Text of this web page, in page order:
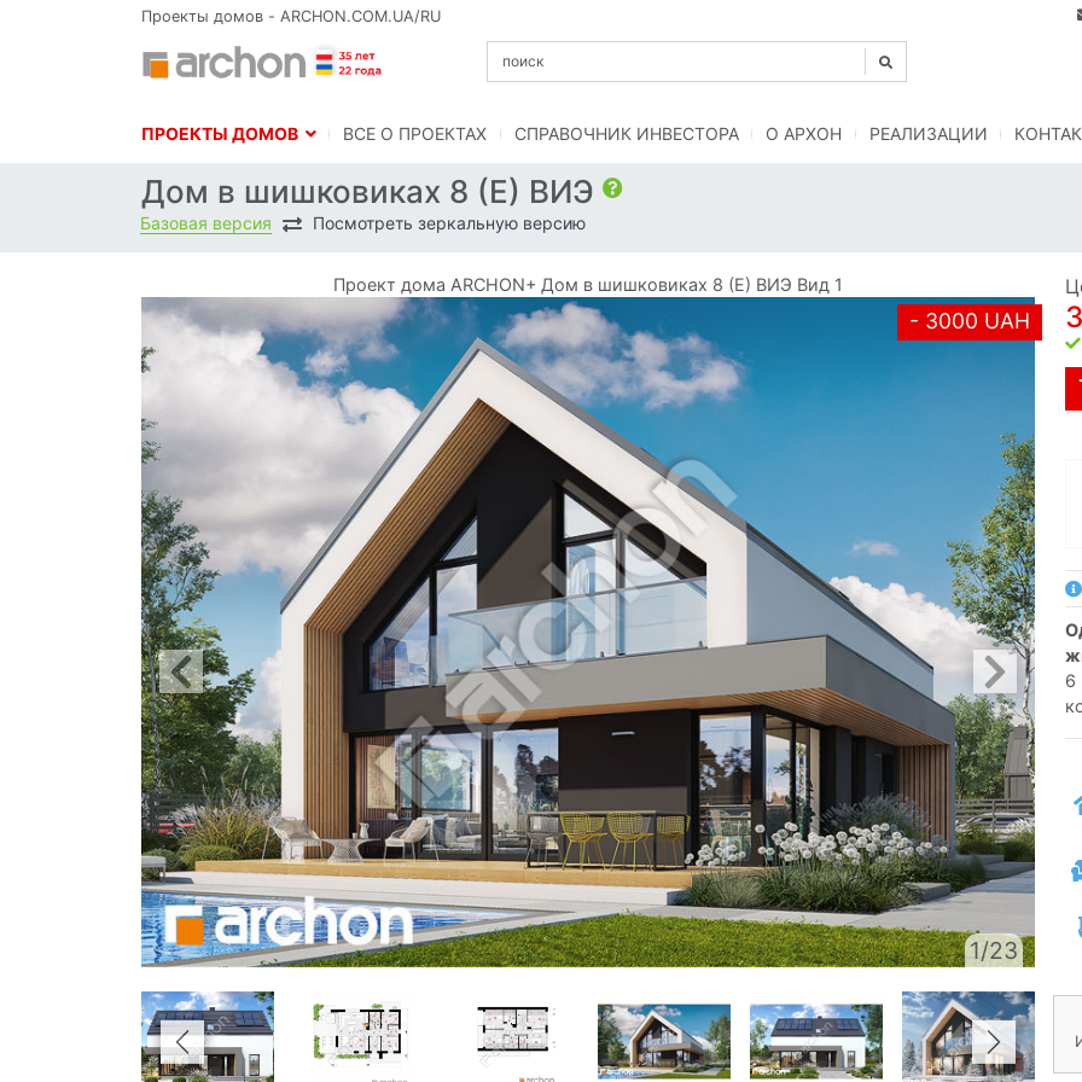
Проекты домов - ARCHON.COM.UA/RU
ПРОЕКТЫ ДОМОВ BСЕ О ПРОЕКТАХ СПРАВОЧНИК ИНВЕСТОРА O АРХОН РЕАЛИЗАЦИИ
Дом в шишковиках 8 (E) ВИЭ
Базовая версия Посмотреть зеркальную версию
Проект дома ARCHON+ Дом в шишковиках 8 (E) ВИЭ Вид 1
- 3000 UAH
1/23
односемейный коттедж одноэтажный с
6